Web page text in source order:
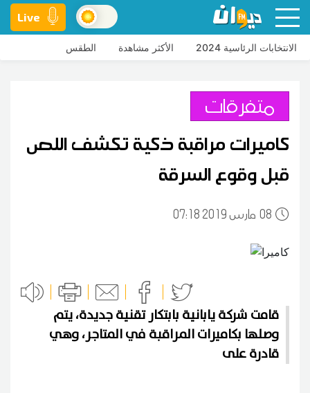
Live
الانتخابات الرئاسية 2024 الأكثر مشاهدة الطقس
متفرقات
كاميرات مراقبة ذكية تكشف اللص
قبل وقوع السرقة
08 07:18 2019 مارس
قامت شركة يابانية بابتكار تقنية جديدة، يتم
وصلها بكاميرات المراقبة في المتاجر، وهي
قادرة على